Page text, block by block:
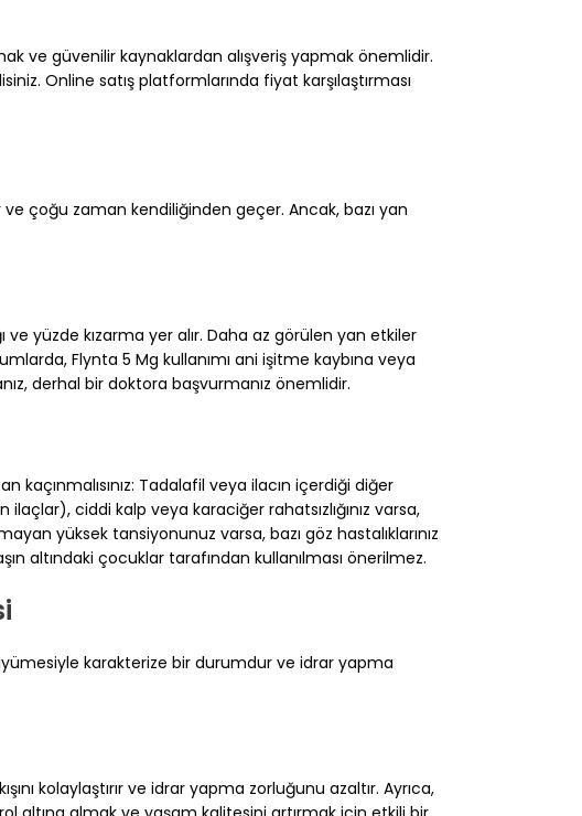
ve güvenilir kaynaklardan alışveriş yapmak önemlidir.
Online satış platformlarında fiyat karşılaştırması
çoğu zaman kendiliğinden geçer. Ancak, bazı yan
ve yüzde kızarma yer alır. Daha az görülen yan etkiler
Flynta 5 Mg kullanımı ani işitme kaybına veya
derhal bir doktora başvurmanız önemlidir.
kaçınmalısınız: Tadalafil veya ilacın içerdiği diğer
ciddi kalp veya karaciğer rahatsızlığınız varsa,
yüksek tansiyonunuz varsa, bazı göz hastalıklarınız
altındaki çocuklar tarafından kullanılması önerilmez.
karakterize bir durumdur ve idrar yapma
kolaylaştırır ve idrar yapma zorluğunu azaltır. Ayrıca,